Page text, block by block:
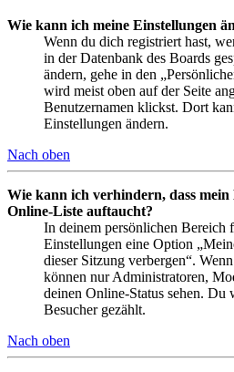
Wie kann ich meine Einstellungen
Wenn du dich registriert hast,
in der Datenbank des Boards
ändern, gehe in den
wird meist oben auf der Seite
Benutzernamen klickst. Dort
Einstellungen ändern.
Nach oben
Wie kann ich verhindern, dass
Online-Liste auftaucht?
In deinem persönlichen Bereich
Einstellungen eine Option
dieser Sitzung verbergen“.
können nur Administratoren,
deinen Online-Status sehen. Du
Besucher gezählt.
Nach oben